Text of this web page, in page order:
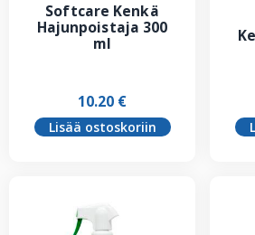
Softcare Kenkä
Hajunpoistaja 300
ml
10.20 €
Lisää ostoskoriin